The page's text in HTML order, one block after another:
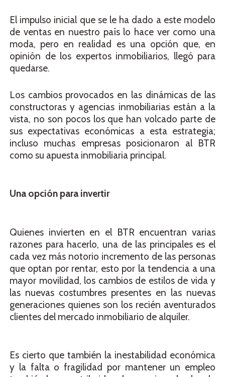
El impulso inicial que se le ha dado a este modelo
de ventas en nuestro país lo hace ver como una
moda, pero en realidad es una opción que, en
opinión de los expertos inmobiliarios, llegó para
quedarse.
Los cambios provocados en las dinámicas de las
constructoras y agencias inmobiliarias están a la
vista, no son pocos los que han volcado parte de
sus expectativas económicas a esta estrategia;
incluso muchas empresas posicionaron al BTR
como su apuesta inmobiliaria principal.
Una opción para invertir
Quienes invierten en el BTR encuentran varias
razones para hacerlo, una de las principales es el
cada vez más notorio incremento de las personas
que optan por rentar, esto por la tendencia a una
mayor movilidad, los cambios de estilos de vida y
las nuevas costumbres presentes en las nuevas
generaciones quienes son los recién aventurados
clientes del mercado inmobiliario de alquiler.
Es cierto que también la inestabilidad económica
y la falta o fragilidad por mantener un empleo